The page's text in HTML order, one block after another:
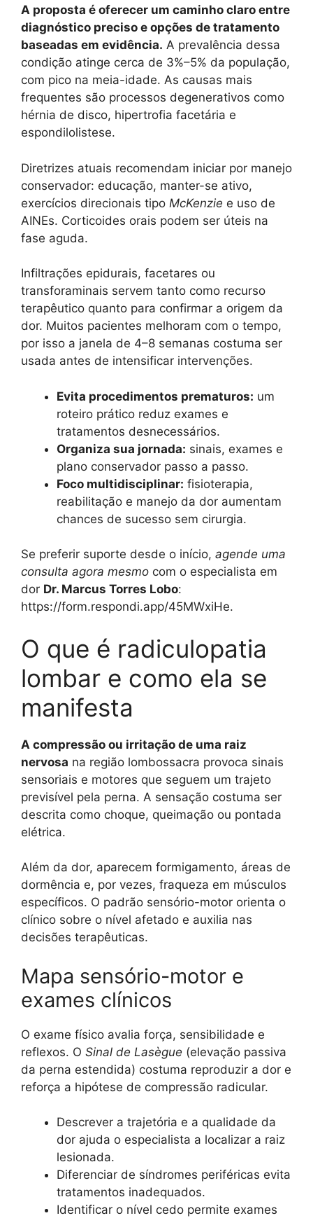
A proposta é oferecer um caminho claro entre
diagnóstico preciso e opções de tratamento
baseadas em evidência. A prevalência dessa
condição atinge cerca de 3%–5% da população,
com pico na meia-idade. As causas mais
frequentes são processos degenerativos como
hérnia de disco, hipertrofia facetária e
espondilolistese.
Diretrizes atuais recomendam iniciar por manejo
conservador: educação, manter-se ativo,
exercícios direcionais tipo McKenzie e uso de
AINEs. Corticoides orais podem ser úteis na
fase aguda.
Infiltrações epidurais, facetares ou
transforaminais servem tanto como recurso
terapêutico quanto para confirmar a origem da
dor. Muitos pacientes melhoram com o tempo,
por isso a janela de 4–8 semanas costuma ser
usada antes de intensificar intervenções.
Evita procedimentos prematuros: um
roteiro prático reduz exames e
tratamentos desnecessários.
Organiza sua jornada: sinais, exames e
plano conservador passo a passo.
Foco multidisciplinar: fisioterapia,
reabilitação e manejo da dor aumentam
chances de sucesso sem cirurgia.
Se preferir suporte desde o início, agende uma
consulta agora mesmo com o especialista em
dor Dr. Marcus Torres Lobo:
https://form.respondi.app/45MWxiHe.
O que é radiculopatia
lombar e como ela se
manifesta
A compressão ou irritação de uma raiz
nervosa na região lombossacra provoca sinais
sensoriais e motores que seguem um trajeto
previsível pela perna. A sensação costuma ser
descrita como choque, queimação ou pontada
elétrica.
Além da dor, aparecem formigamento, áreas de
dormência e, por vezes, fraqueza em músculos
específicos. O padrão sensório-motor orienta o
clínico sobre o nível afetado e auxilia nas
decisões terapêuticas.
Mapa sensório-motor e
exames clínicos
O exame físico avalia força, sensibilidade e
reflexos. O Sinal de Lasègue (elevação passiva
da perna estendida) costuma reproduzir a dor e
reforça a hipótese de compressão radicular.
Descrever a trajetória e a qualidade da
dor ajuda o especialista a localizar a raiz
lesionada.
Diferenciar de síndromes periféricas evita
tratamentos inadequados.
Identificar o nível cedo permite exames